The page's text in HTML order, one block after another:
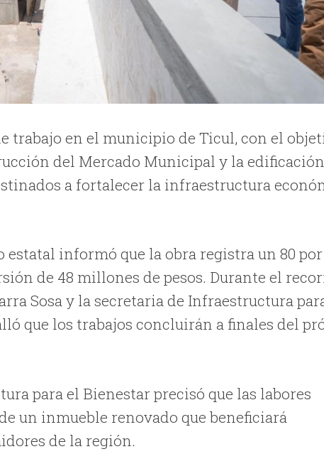
trabajo en el municipio de Ticul, con el
del Mercado Municipal y la
a fortalecer la infraestructura
informó que la obra registra un 80 por
de 48 millones de pesos. Durante el
Sosa y la secretaria de Infraestructura
que los trabajos concluirán a finales del
para el Bienestar precisó que las labores
un inmueble renovado que beneficiará
de la región.